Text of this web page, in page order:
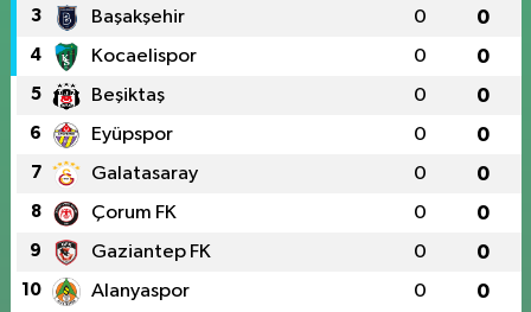
3 Başakşehir 0 0
4 Kocaelispor 0 0
5 Beşiktaş 0 0
6 Eyüpspor 0 0
7 Galatasaray 0 0
8 Çorum FK 0 0
9 Gaziantep FK 0 0
10 Alanyaspor 0 0